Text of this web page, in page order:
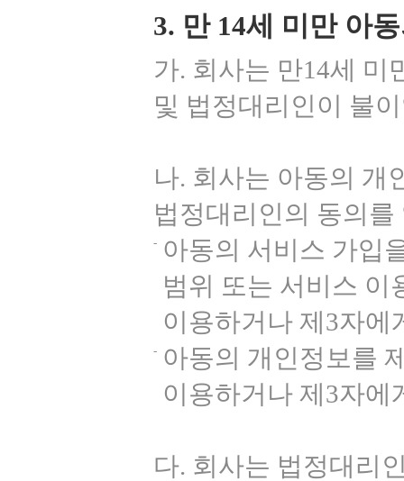
3. 만 14세 미만 아
가. 회사는 만14세 미
및 법정대리인이 불
나. 회사는 아동의 개
법정대리인의 동의
아동의 서비스 가입
범위 또는 서비스 이
이용하거나 제3자에
아동의 개인정보를
이용하거나 제3자에
다. 회사는 법정대리